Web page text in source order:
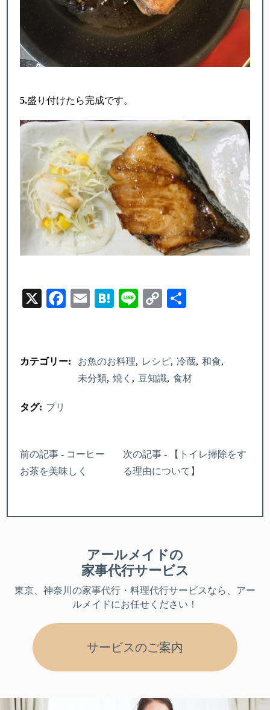
5.盛り付けたら完成です。
X Facebook
EmailHatenaLineCopy
カテゴリー: お魚のお料理 レシピ 冷蔵
和食
未分類
焼く 豆知識 食材
タグ: ブリ
前の記事 - コーヒー
お茶を美味しく
次の記事 - 【トイレ掃除をす
る理由について】
アールメイドの
家事代行サービス
東京、神奈川 の家事代行・料理代行サービスなら、アー
ルメイドにお任せください！
サービスのご案内